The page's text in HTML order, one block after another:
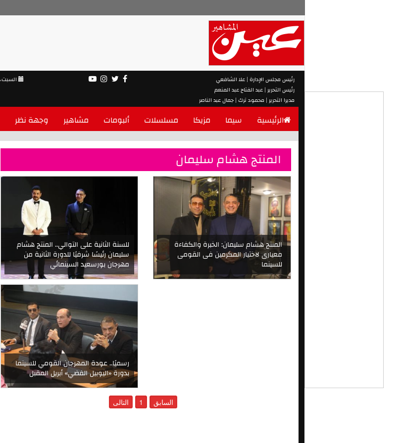
رئيس مجلس الإدارة | علا الشافعي
رئيس التحرير | عبد الفتاح عبد المنعم
مديرا التحرير | محمود ترك | جمال عبد الناصر
الرئيسية سيما مزيكا مسلسلات ألبومات مشاهير وجهة نظر
المنتج هشام سليمان
للسنة الثانية على التوالي.. المنتج هشام
سليمان رئيسًا شرفيًا للدورة الثانية من
مهرجان بورسعيد السينمائي
المنتج هشام سليمان: الخبرة والكفاءة
معيارى لاختيار المكرمين فى القومى
للسينما
رسميًا.. عودة المهرجان القومي للسينما
بدورة «اليوبيل الفضي» أبريل المقبل
السابق 1 التالى